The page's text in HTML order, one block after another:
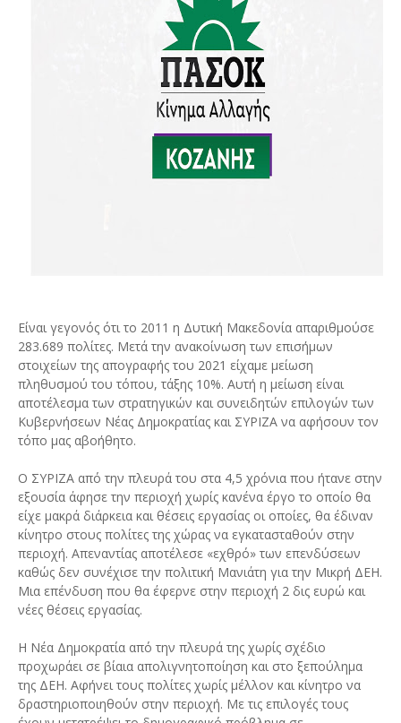
Είναι γεγονός ότι το 2011 η Δυτική Μακεδονία απαριθμούσε
283.689 πολίτες. Μετά την ανακοίνωση των επισήμων
στοιχείων της απογραφής του 2021 είχαμε μείωση
πληθυσμού του τόπου, τάξης 10%. Αυτή η μείωση είναι
αποτέλεσμα των στρατηγικών και συνειδητών επιλογών των
Κυβερνήσεων Νέας Δημοκρατίας και ΣΥΡΙΖΑ να αφήσουν τον
τόπο μας αβοήθητο.
Ο ΣΥΡΙΖΑ από την πλευρά του στα 4,5 χρόνια που ήτανε στην
εξουσία άφησε την περιοχή χωρίς κανένα έργο το οποίο θα
είχε μακρά διάρκεια και θέσεις εργασίας οι οποίες, θα έδιναν
κίνητρο στους πολίτες της χώρας να εγκατασταθούν στην
περιοχή. Απεναντίας αποτέλεσε «εχθρό» των επενδύσεων
καθώς δεν συνέχισε την πολιτική Μανιάτη για την Μικρή ΔΕΗ.
Μια επένδυση που θα έφερνε στην περιοχή 2 δις ευρώ και
νέες θέσεις εργασίας.
Η Νέα Δημοκρατία από την πλευρά της χωρίς σχέδιο
προχωράει σε βίαια απολιγνητοποίηση και στο ξεπούλημα
της ΔΕΗ. Αφήνει τους πολίτες χωρίς μέλλον και κίνητρο να
δραστηριοποιηθούν στην περιοχή. Με τις επιλογές τους